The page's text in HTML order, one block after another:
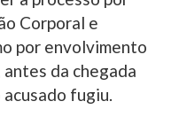
Corporal e
por envolvimento
da chegada
fugiu.